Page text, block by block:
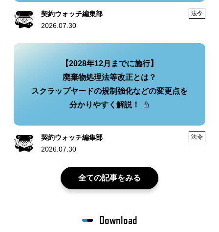
契約ウォッチ編集部
2026.07.30
法令
【2028年12月までに施行】
廃棄物処理法等改正とは？
スクラップヤードの規制強化などの変更点を
分かりやすく解説！
契約ウォッチ編集部
2026.07.30
法令
全ての記事をみる
Download